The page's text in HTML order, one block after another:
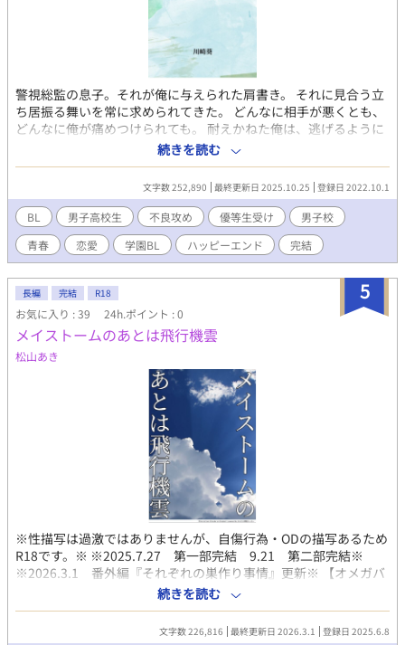
警視総監の息子。それが俺に与えられた肩書き。 それに見合う立
ち居振る舞いを常に求められてきた。 どんなに相手が悪くとも、
どんなに俺が痛めつけられても。 耐えかねた俺は、逃げるように
遠い地の高校に進学した。 初めての友達。初めての遊び。初めて
の自由。 沢山の初めてに青春を謳歌していた。 その先で出会った
のは最強と謳われる男。 その男との出会いは俺の人生を大きく変
えた。 そしてその男は言った。 「飛び出せないなら俺が連れ出し
てやる。俺は約束通り迎えに来た。後はお前が決断するだけ
だ。」 最強の不良 × 警視総監の息子
続きを読む
文字数 252,890 最終更新日 2025.10.25 登録日 2022.10.1
BL 男子高校生 不良攻め 優等生受け
男子校
青春
恋愛 学園BL ハッピーエンド 完結
5
長編 完結 R18
お気に入り : 39 24h.ポイント : 0
メイストームのあとは飛行機雲
松山あき
※性描写は過激ではありませんが、自傷行為・ODの描写あるため
R18です。※ ※2025.7.27 第一部完結 9.21 第二部完結※
※2026.3.1 番外編『それぞれの巣作り事情』更新※ 【オメガバ
ース作品】 超進学クラスーー通称アルファクラス不動の首席、風
見 昴希(かざみ こうき)。 彼は航空機パイロットを目指す品行方正
で面倒見の良い、誰もが認める優等生だ。 そんな昴希はオメガで
あるという秘密を持っていた。 元々は学校からトラブル防止で言
続きを読む
文字数 226,816 最終更新日 2026.3.1 登録日 2025.6.8